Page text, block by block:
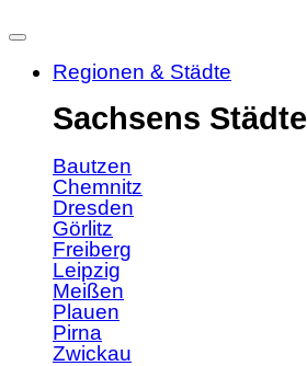
Regionen & Städte
Sachsens Städte
Bautzen
Chemnitz
Dresden
Görlitz
Freiberg
Leipzig
Meißen
Plauen
Pirna
Zwickau